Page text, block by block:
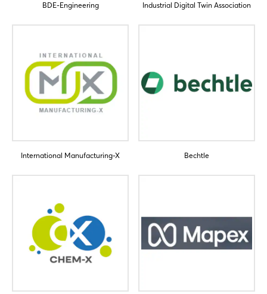
BDE-Engineering Industrial Digital Twin Association
International Manufacturing-X Bechtle
Passwort vergessen?
Jetzt registrieren